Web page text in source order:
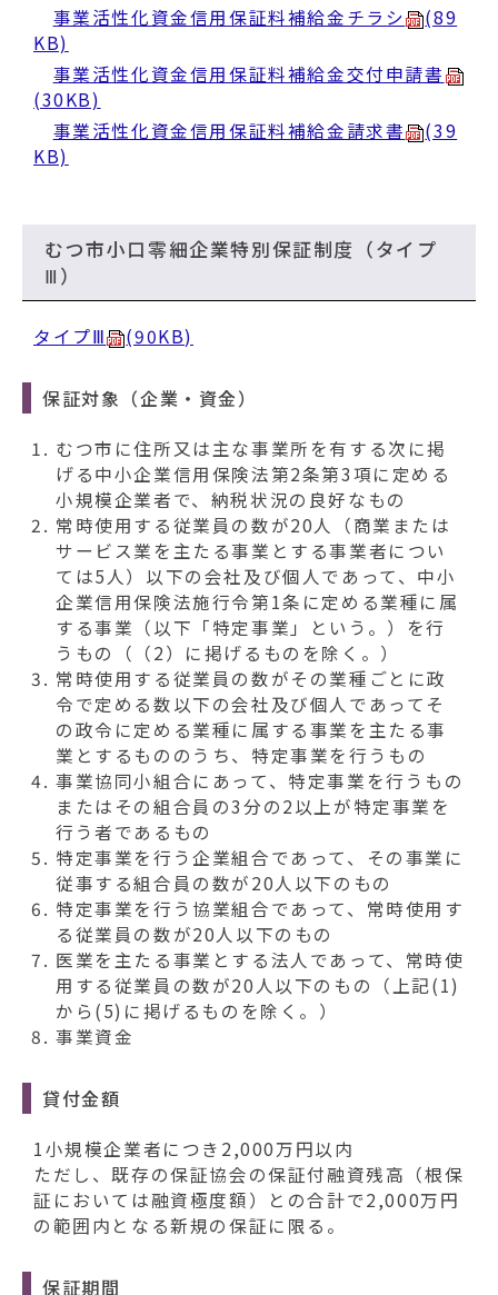
事業活性化資金信用保証料補給金チラシ
(89
KB)
事業活性化資金信用保証料補給金交付申請書
(30KB)
事業活性化資金信用保証料補給金請求書
(39
KB)
むつ市小口零細企業特別保証制度（タイプ
Ⅲ）
タイプⅢ (90KB)
保証対象（企業・資金）
むつ市に住所又は主な事業所を有する次に掲
げる中小企業信用保険法第2条第3項に定める
小規模企業者で、納税状況の良好なもの
常時使用する従業員の数が20人（商業または
サービス業を主たる事業とする事業者につい
ては5人）以下の会社及び個人であって、中小
企業信用保険法施行令第1条に定める業種に属
する事業（以下「特定事業」という。）を行
うもの（（2）に掲げるものを除く。）
常時使用する従業員の数がその業種ごとに政
令で定める数以下の会社及び個人であってそ
の政令に定める業種に属する事業を主たる事
業とするもののうち、特定事業を行うもの
事業協同小組合にあって、特定事業を行うもの
またはその組合員の3分の2以上が特定事業を
行う者であるもの
特定事業を行う企業組合であって、その事業に
従事する組合員の数が20人以下のもの
特定事業を行う協業組合であって、常時使用す
る従業員の数が20人以下のもの
医業を主たる事業とする法人であって、常時使
用する従業員の数が20人以下のもの（上記(1)
から(5)に掲げるものを除く。）
事業資金
貸付金額
1小規模企業者につき2,000万円以内
ただし、既存の保証協会の保証付融資残高（根保
証においては融資極度額）との合計で2,000万円
の範囲内となる新規の保証に限る。
保証期間